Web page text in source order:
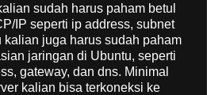
sudah harus paham betul
IP seperti ip address, subnet
kalian juga harus sudah paham
jaringan di Ubuntu, seperti
gateway, dan dns. Minimal
kalian bisa terkoneksi ke